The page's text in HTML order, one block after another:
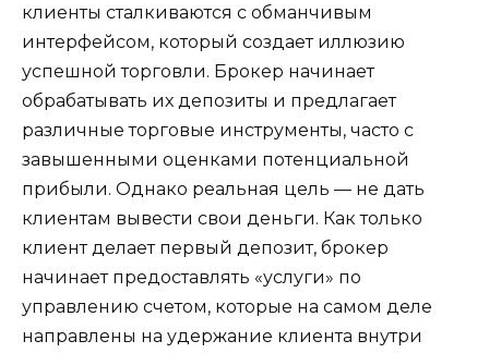
клиенты сталкиваются с обманчивым
интерфейсом, который создает иллюзию
успешной торговли. Брокер начинает
обрабатывать их депозиты и предлагает
различные торговые инструменты, часто с
завышенными оценками потенциальной
прибыли. Однако реальная цель — не дать
клиентам вывести свои деньги. Как только
клиент делает первый депозит, брокер
начинает предоставлять «услуги» по
управлению счетом, которые на самом деле
направлены на удержание клиента внутри